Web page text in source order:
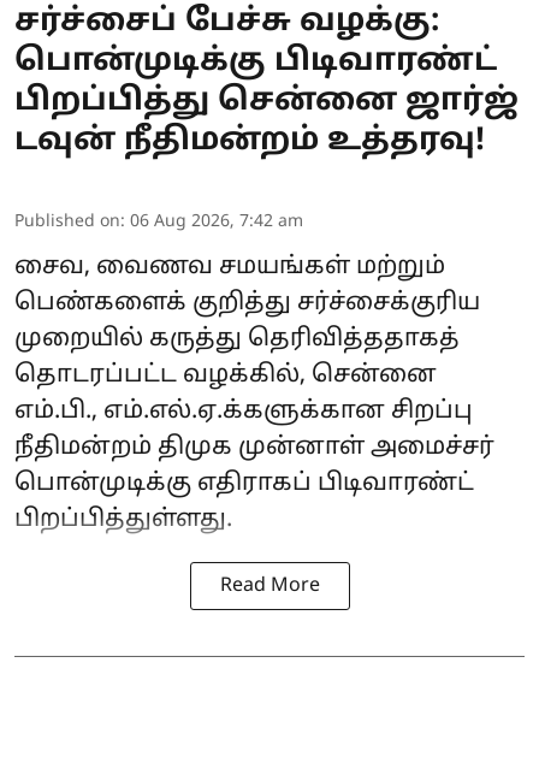
சர்ச்சைப் பேச்சு வழக்கு:
பொன்முடிக்கு பிடிவாரண்ட்
பிறப்பித்து சென்னை ஜார்ஜ்
டவுன் நீதிமன்றம் உத்தரவு!
Published on: 06 Aug 2026, 7:42 am
சைவ, வைணவ சமயங்கள் மற்றும்
பெண்களைக் குறித்து சர்ச்சைக்குரிய
முறையில் கருத்து தெரிவித்ததாகத்
தொடரப்பட்ட வழக்கில், சென்னை
எம்.பி., எம்.எல்.ஏ.க்களுக்கான சிறப்பு
நீதிமன்றம் திமுக முன்னாள் அமைச்சர்
பொன்முடிக்கு எதிராகப் பிடிவாரண்ட்
பிறப்பித்துள்ளது.
Read More